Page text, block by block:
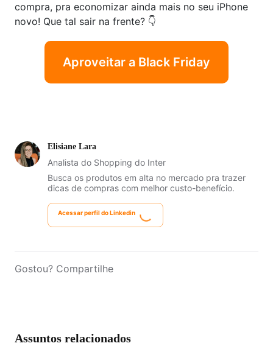
compra, pra economizar ainda mais no seu iPhone
novo! Que tal sair na frente? 👇
Aproveitar a Black Friday
Elisiane Lara
Analista do Shopping do Inter
Busca os produtos em alta no mercado pra trazer
dicas de compras com melhor custo-benefício.
Acessar perfil do Linkedin
Gostou? Compartilhe
Assuntos relacionados